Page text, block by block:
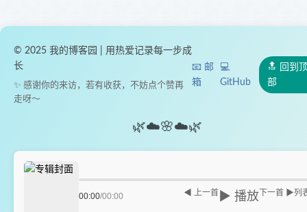
© 2025 我的博客园 | 用热爱记录每一步成
长
✨ 感谢你的来访，若有收获，不妨点个赞再
走呀～
📧 邮
箱
💻
GitHub
🔝 回到
部
🌿☁️🌸☁️🌿
00:00/00:00 ◀ 上一首 ▶ 播放 下一首 ▶列